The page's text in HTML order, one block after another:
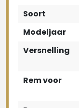
Soort
Modeljaar
Versnelling
Rem voor